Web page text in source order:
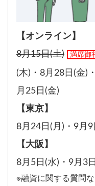
【オンライン】
8月15日(土) 満席御
(木) ・ 8月28日(金) ・
月25日(金)
【東京】
8月24日(月) ・ 9月9
【大阪】
8月5日(水) ・ 9月3
※融資に関する質問